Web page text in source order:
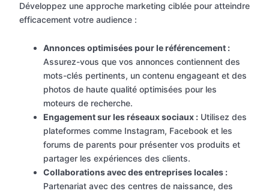
Développez une approche marketing ciblée pour atteindre
efficacement votre audience :
Annonces optimisées pour le référencement :
Assurez-vous que vos annonces contiennent des
mots-clés pertinents, un contenu engageant et des
photos de haute qualité optimisées pour les
moteurs de recherche.
Engagement sur les réseaux sociaux : Utilisez des
plateformes comme Instagram, Facebook et les
forums de parents pour présenter vos produits et
partager les expériences des clients.
Collaborations avec des entreprises locales :
Partenariat avec des centres de naissance, des